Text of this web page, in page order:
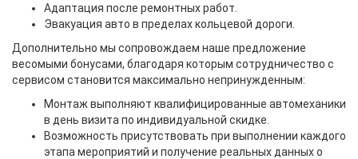
Адаптация после ремонтных работ.
Эвакуация авто в пределах кольцевой дороги.
Дополнительно мы сопровождаем наше предложение
весомыми бонусами, благодаря которым сотрудничество с
сервисом становится максимально непринужденным:
Монтаж выполняют квалифицированные автомеханики
в день визита по индивидуальной скидке.
Возможность присутствовать при выполнении каждого
этапа мероприятий и получение реальных данных о